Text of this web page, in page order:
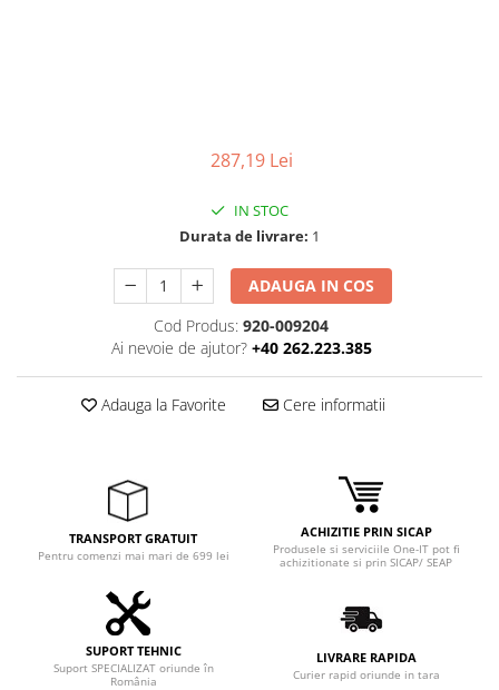
Microfoane & Casti Gaming
Adaptoare
Tastaturi
Componente PC
Placi de Baza
287,19 Lei
IN STOC
Durata de livrare: 1
ADAUGA IN COS
Cod Produs: 920-009204
Ai nevoie de ajutor? +40 262.223.385
Adauga la Favorite Cere informatii
TRANSPORT GRATUIT
Pentru comenzi mai mari de 699 lei
ACHIZITIE PRIN SICAP
Produsele si serviciile One-IT pot fi
achizitionate si prin SICAP/ SEAP
SUPORT TEHNIC
Suport SPECIALIZAT oriunde în
România
LIVRARE RAPIDA
Curier rapid oriunde in tara